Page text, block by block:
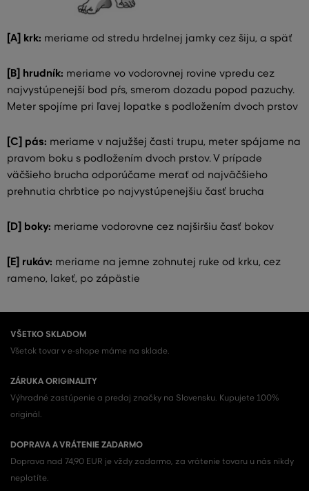
[A] krk: meriame od stredu hrdelnej jamky cez šiju, a späť
[B] hrudník: meriame vo vodorovnej rovine vpredu cez
najvystúpenejší bod pŕs, smerom dozadu popod pazuchy.
Meter spojíme pri ľavej lopatke s podložením dvoch prstov
[C] pás: meriame v najužšej časti trupu, meter spájame na
pravom boku s podložením dvoch prstov. V prípade
väčšieho brucha odporúčame merať od najväčšieho
prehnutia chrbtice po najvystúpenejšiu časť brucha
[D] boky: meriame vodorovne cez najširšiu časť bokov
[E] rukáv: meriame na jemne zohnutej ruke od krku, cez
rameno, lakeť, po zápästie
VŠETKO SKLADOM
Všetok tovar v e-shope máme na sklade.
ZÁRUKA ORIGINALITY
Výhradné zastúpenie a predaj značky na Slovensku. Kupujete 100%
originál.
DOPRAVA A VRÁTENIE ZADARMO
Doprava nad 74,90 EUR je vždy zadarmo, za vrátenie tovaru u nás nikdy
neplatíte.